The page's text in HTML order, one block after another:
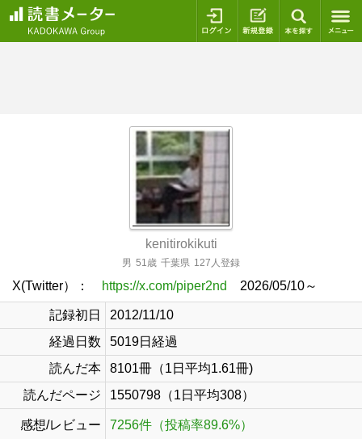
ログイン 新規登録
kenitirokikuti
男 51歳 千葉県 127人登録
X(Twitter）： https://x.com/piper2nd 2026/05/10～
記録初日
2012/11/10
経過日数
5019日経過
読んだ本
8101冊（1日平均1.61冊)
読んだページ
1550798（1日平均308）
感想/レビュー 7256件（投稿率89.6%）